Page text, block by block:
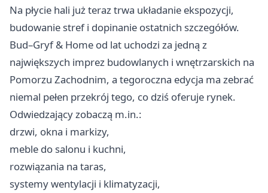
Na płycie hali już teraz trwa układanie ekspozycji,
budowanie stref i dopinanie ostatnich szczegółów.
Bud–Gryf & Home od lat uchodzi za jedną z
największych imprez budowlanych i wnętrzarskich na
Pomorzu Zachodnim, a tegoroczna edycja ma zebrać
niemal pełen przekrój tego, co dziś oferuje rynek.
Odwiedzający zobaczą m.in.:
drzwi, okna i markizy,
meble do salonu i kuchni,
rozwiązania na taras,
systemy wentylacji i klimatyzacji,